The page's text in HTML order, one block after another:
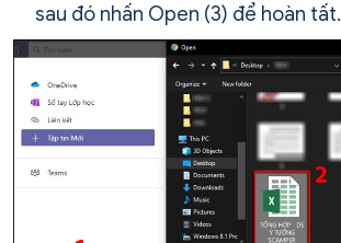
sau đó nhấn Open (3) để hoàn tất.